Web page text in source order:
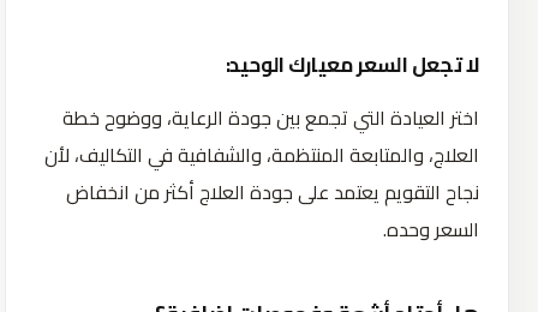
لا تجعل السعر معيارك الوحيد:
اختر العيادة التي تجمع بين جودة الرعاية، ووضوح خطة
العلاج، والمتابعة المنتظمة، والشفافية في التكاليف، لأن
نجاح التقويم يعتمد على جودة العلاج أكثر من انخفاض
السعر وحده.